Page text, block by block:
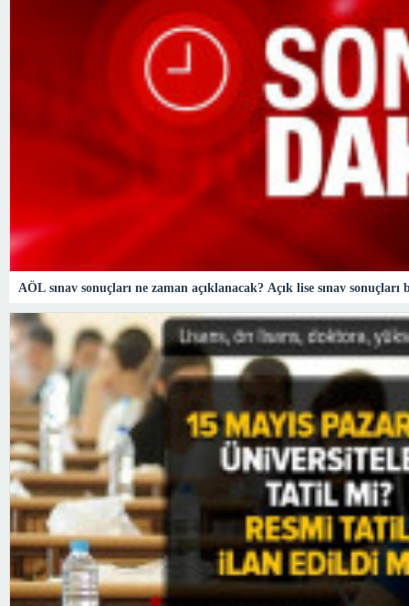
AÖL sınav sonuçları ne zaman açıklanacak? Açık lise sınav sonuçları